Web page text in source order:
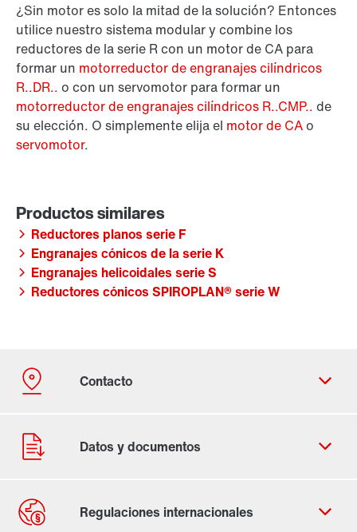
¿Sin motor es solo la mitad de la solución? Entonces
utilice nuestro sistema modular y combine los
reductores de la serie R con un motor de CA para
formar un motorreductor de engranajes cilíndricos
R..DR.. o con un servomotor para formar un
motorreductor de engranajes cilíndricos R..CMP.. de
su elección. O simplemente elija el motor de CAo
servomotor.
Reductores planos serie F
Engranajes cónicos de la serie K
Engranajes helicoidales serie S
Reductores cónicos SPIROPLAN® serie W